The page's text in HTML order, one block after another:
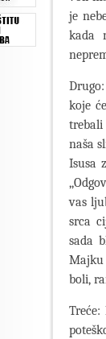
je
kada
koje
naša
Isusa
vas
srca
sada
Majku
boli,